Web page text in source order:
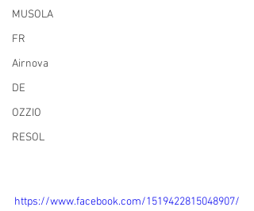
MUSOLA
FR
Airnova
DE
OZZIO
RESOL
https://www.facebook.com/1519422815048907/